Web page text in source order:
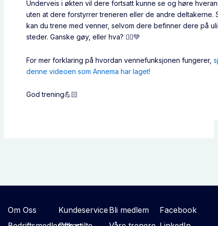
Underveis i økten vil dere fortsatt kunne se og høre
uten at dere forstyrrer treneren eller de andre deltakerne.
kan du trene med venner, selvom dere befinner dere på
steder. Ganske gøy, eller hva? 👯‍♀️💚
For mer forklaring på hvordan vennefunksjonen fungerer,
denne videoen som Annema har laget!
God trening💪🏻
Om Oss
KundeserviceBli medlem
Facebook